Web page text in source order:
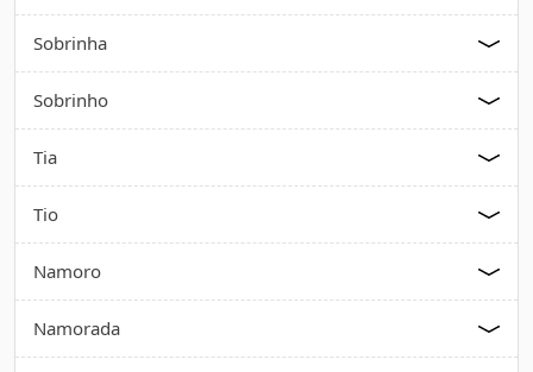
Sobrinha
Sobrinho
Tia
Tio
Namoro
Namorada